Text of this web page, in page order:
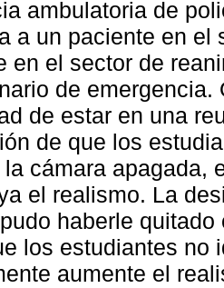
ambulatoria de
a un paciente en el
en el sector de
de
de estar en una
de que los
cámara apagada,
el realismo. La
haberle
los estudiantes no
aumente el